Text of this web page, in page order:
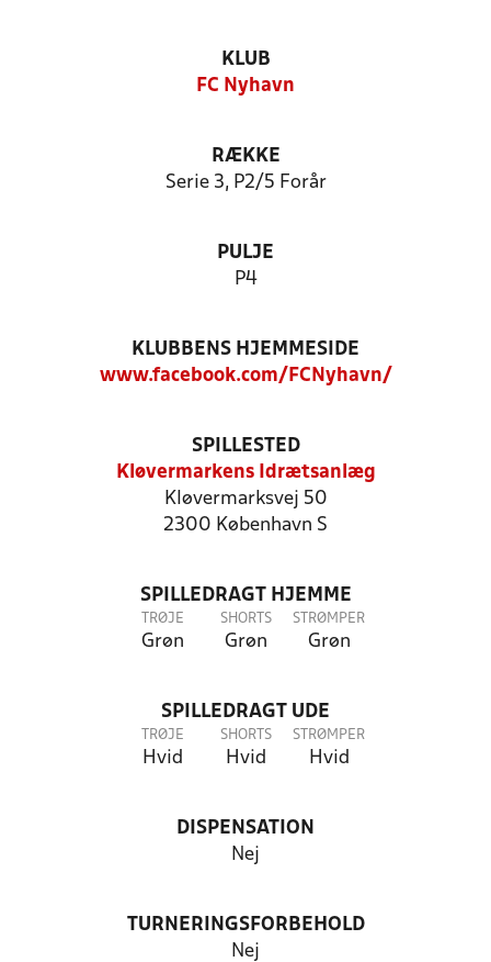
KLUB
FC Nyhavn
RÆKKE
Serie 3, P2/5 Forår
PULJE
P4
KLUBBENS HJEMMESIDE
www.facebook.com/FCNyhavn/
SPILLESTED
Kløvermarkens Idrætsanlæg
Kløvermarksvej 50
2300 København S
SPILLEDRAGT HJEMME
TRØJE
Grøn
SHORTS
Grøn
STRØMPER
Grøn
SPILLEDRAGT UDE
TRØJE
Hvid
SHORTS
Hvid
STRØMPER
Hvid
DISPENSATION
Nej
TURNERINGSFORBEHOLD
Nej